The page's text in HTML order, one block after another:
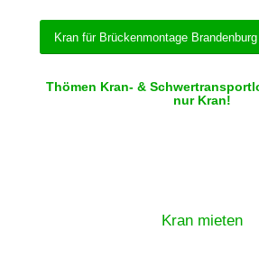
Kran für Brückenmontage
Thömen Kran- &
nur Kran!
Kran mieten